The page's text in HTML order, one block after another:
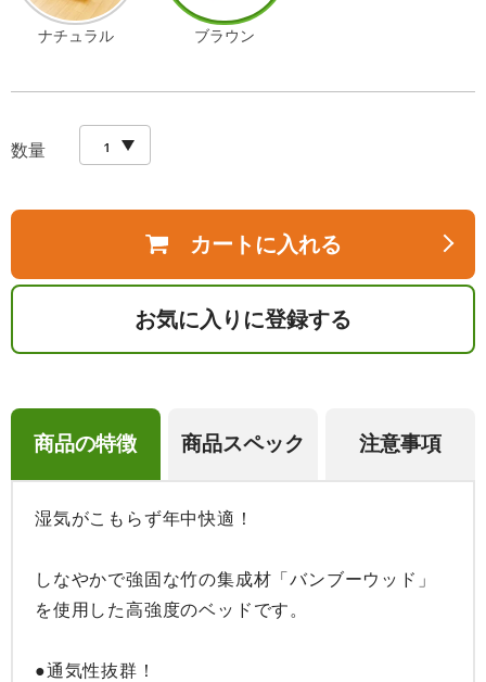
ナチュラル ブラウン
数量
カートに入れる
お気に入りに登録する
商品の特徴 商品スペック 注意事項
湿気がこもらず年中快適！
しなやかで強固な竹の集成材「バンブーウッド」
を使用した高強度のベッドです。
●通気性抜群！